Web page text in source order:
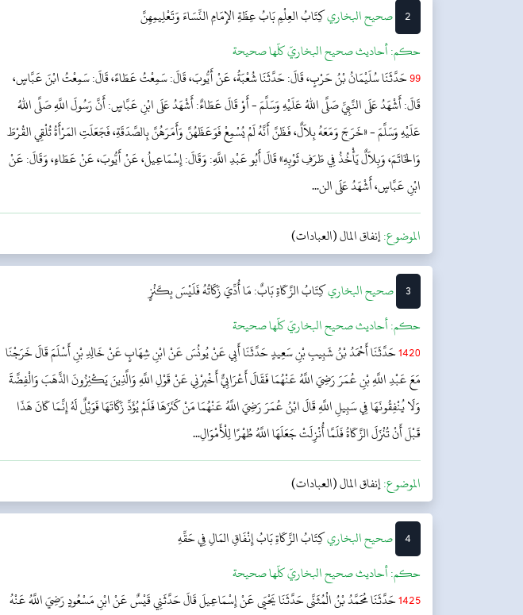
2 ‌‌صحيح البخاريكِتَابُ العِلْمِبَابُ عِظَةِ الإِمَامِ النِّسَاءَ وَتَعْلِيمِهِنَّ
حکم:أحاديث صحيح البخاريّ كلّها صحيحة
99حَدَّثَنَا سُلَيْمَانُ بْنُ حَرْبٍ، قَالَ: حَدَّثَنَا شُعْبَةُ، عَنْ أَيُّوبَ، قَالَ: سَمِعْتُ عَطَاءً، قَالَ: سَمِعْتُ ابْنَ عَبَّاسٍ،
قَالَ: أَشْهَدُ عَلَى النَّبِيِّ صَلَّى اللهُ عَلَيْهِ وَسَلَّمَ - أَوْ قَالَ عَطَاءٌ: أَشْهَدُ عَلَى ابْنِ عَبَّاسٍ: أَنَّ رَسُولَ اللَّهِ صَلَّى اللهُ
عَلَيْهِ وَسَلَّمَ - «خَرَجَ وَمَعَهُ بِلاَلٌ، فَظَنَّ أَنَّهُ لَمْ يُسْمِعْ فَوَعَظَهُنَّ وَأَمَرَهُنَّ بِالصَّدَقَةِ، فَجَعَلَتِ المَرْأَةُ تُلْقِي القُرْطَ
وَالخَاتَمَ، وَبِلاَلٌ يَأْخُذُ فِي طَرَفِ ثَوْبِهِ» قَالَ أَبُو عَبْدِ اللَّهِ: وَقَالَ: إِسْمَاعِيلُ، عَنْ أَيُّوبَ، عَنْ عَطَاءٍ، وَقَالَ: عَنْ
ابْنِ عَبَّاسٍ، أَشْهَدُ عَلَى الن...
الموضوع:إنفاق المال (العبادات)
3 ‌‌صحيح البخاريكِتَابُ الزَّكَاةِبَابٌ: مَا أُدِّيَ زَكَاتُهُ فَلَيْسَ بِكَنْزٍ
حکم:أحاديث صحيح البخاريّ كلّها صحيحة
1420حَدَّثَنَا أَحْمَدُ بْنُ شَبِيبِ بْنِ سَعِيدٍ حَدَّثَنَا أَبِي عَنْ يُونُسَ عَنْ ابْنِ شِهَابٍ عَنْ خَالِدِ بْنِ أَسْلَمَ قَالَ خَرَجْنَا
مَعَ عَبْدِ اللَّهِ بْنِ عُمَرَ رَضِيَ اللَّهُ عَنْهُمَا فَقَالَ أَعْرَابِيٌّ أَخْبِرْنِي عَنْ قَوْلِ اللَّهِ وَالَّذِينَ يَكْنِزُونَ الذَّهَبَ وَالْفِضَّةَ
وَلَا يُنْفِقُونَهَا فِي سَبِيلِ اللَّهِ قَالَ ابْنُ عُمَرَ رَضِيَ اللَّهُ عَنْهُمَا مَنْ كَنَزَهَا فَلَمْ يُؤَدِّ زَكَاتَهَا فَوَيْلٌ لَهُ إِنَّمَا كَانَ هَذَا
قَبْلَ أَنْ تُنْزَلَ الزَّكَاةُ فَلَمَّا أُنْزِلَتْ جَعَلَهَا اللَّهُ طُهْرًا لِلْأَمْوَالِ...
الموضوع:إنفاق المال (العبادات)
4 ‌‌صحيح البخاريكِتَابُ الزَّكَاةِبَابُ إِنْفَاقِ المَالِ فِي حَقِّهِ
حکم:أحاديث صحيح البخاريّ كلّها صحيحة
1425حَدَّثَنَا مُحَمَّدُ بْنُ الْمُثَنَّى حَدَّثَنَا يَحْيَى عَنْ إِسْمَاعِيلَ قَالَ حَدَّثَنِي قَيْسٌ عَنْ ابْنِ مَسْعُودٍ رَضِيَ اللَّهُ عَنْهُ